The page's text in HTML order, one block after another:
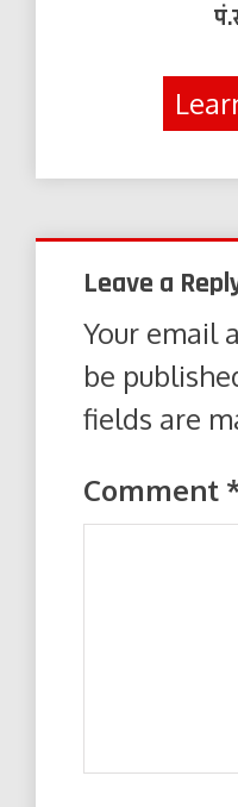
Leave a
Your email
be
fields are
Comment